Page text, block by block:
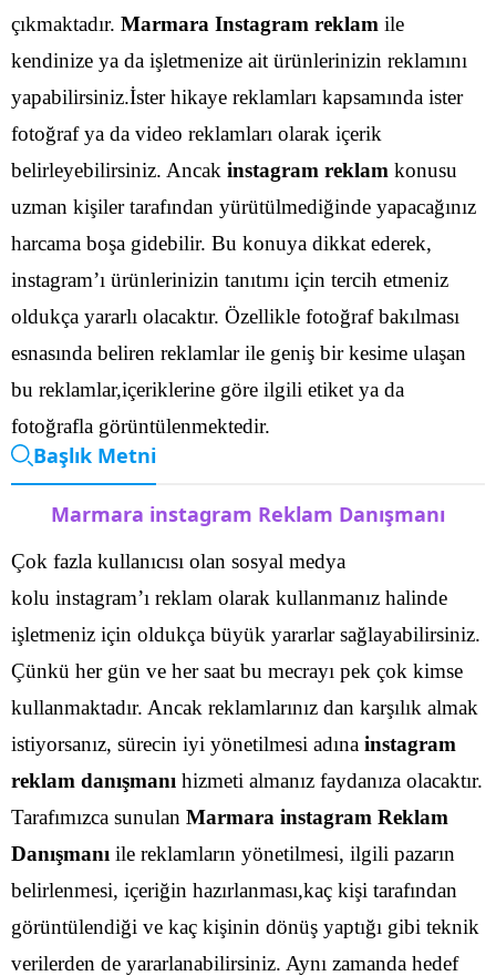
çıkmaktadır. Marmara Instagram reklam ile
kendinize ya da işletmenize ait ürünlerinizin reklamını
yapabilirsiniz.İster hikaye reklamları kapsamında ister
fotoğraf ya da video reklamları olarak içerik
belirleyebilirsiniz. Ancak instagram reklam konusu
uzman kişiler tarafından yürütülmediğinde yapacağınız
harcama boşa gidebilir. Bu konuya dikkat ederek,
instagram’ı ürünlerinizin tanıtımı için tercih etmeniz
oldukça yararlı olacaktır. Özellikle fotoğraf bakılması
esnasında beliren reklamlar ile geniş bir kesime ulaşan
bu reklamlar,içeriklerine göre ilgili etiket ya da
fotoğrafla görüntülenmektedir.
Başlık Metni
Marmara instagram Reklam Danışmanı
Çok fazla kullanıcısı olan sosyal medya
kolu instagram’ı reklam olarak kullanmanız halinde
işletmeniz için oldukça büyük yararlar sağlayabilirsiniz.
Çünkü her gün ve her saat bu mecrayı pek çok kimse
kullanmaktadır. Ancak reklamlarınız dan karşılık almak
istiyorsanız, sürecin iyi yönetilmesi adına instagram
reklam danışmanı hizmeti almanız faydanıza olacaktır.
Tarafımızca sunulan Marmara instagram Reklam
Danışmanı ile reklamların yönetilmesi, ilgili pazarın
belirlenmesi, içeriğin hazırlanması,kaç kişi tarafından
görüntülendiği ve kaç kişinin dönüş yaptığı gibi teknik
verilerden de yararlanabilirsiniz. Aynı zamanda hedef